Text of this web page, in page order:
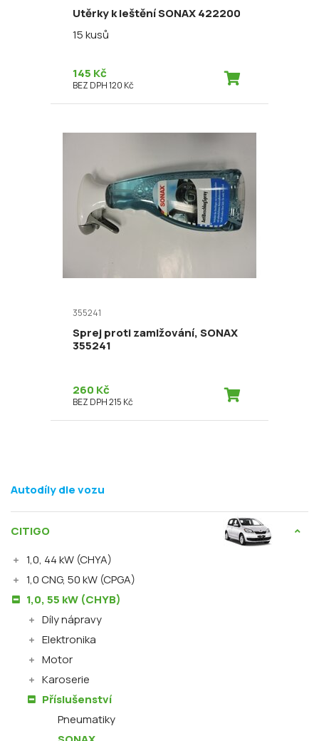
Utěrky k leštění SONAX 422200
15 kusů
145 Kč
BEZ DPH 120 Kč
355241
Sprej proti zamlžování, SONAX
355241
260 Kč
BEZ DPH 215 Kč
Autodíly dle vozu
CITIGO
1,0, 44 kW (CHYA)
1,0 CNG, 50 kW (CPGA)
1,0, 55 kW (CHYB)
Díly nápravy
Elektronika
Motor
Karoserie
Příslušenství
Pneumatiky